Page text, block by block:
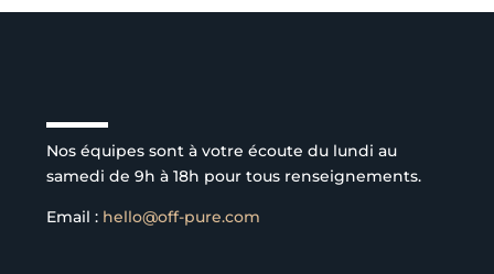
Nos équipes sont à votre écoute du lundi au
samedi de 9h à 18h pour tous renseignements.
Email : hello@off-pure.com